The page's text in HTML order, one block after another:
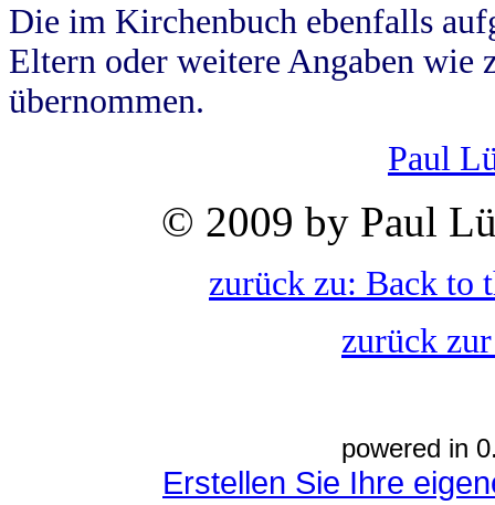
Die im Kirchenbuch ebenfalls
Eltern oder weitere Angaben wie
übernommen.
Paul
© 2009 by Paul
zurück zu: Back to
zurück
powered in
Erstellen Sie Ihre